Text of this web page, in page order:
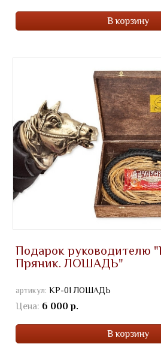
В корзину
Подарок руководителю
Пряник. ЛОШАДЬ"
артикул: КР-01 ЛОШАДЬ
Цена: 6 000 р.
В корзину